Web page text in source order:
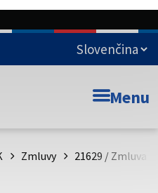
Prešovského
Menu
Zmluvy 21629 / Zmluva